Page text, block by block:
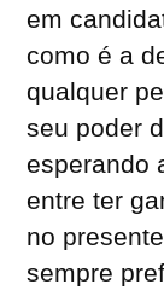
em
como é a
qualquer
seu poder
esperando
entre ter
no
sempre